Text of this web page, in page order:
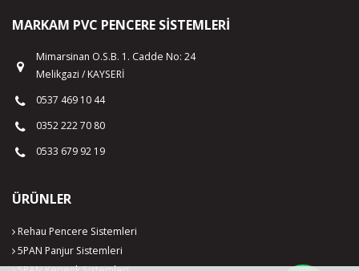
MARKAM PVC PENCERE SISTEMLERI
Mimarsinan O.S.B. 1. Cadde No: 24
Melikgazi / KAYSERİ
0537 469 10 44
0352 222 70 80
0533 679 92 19
ÜRÜNLER
Rehau Pencere Sistemleri
5PAN Panjur Sistemleri